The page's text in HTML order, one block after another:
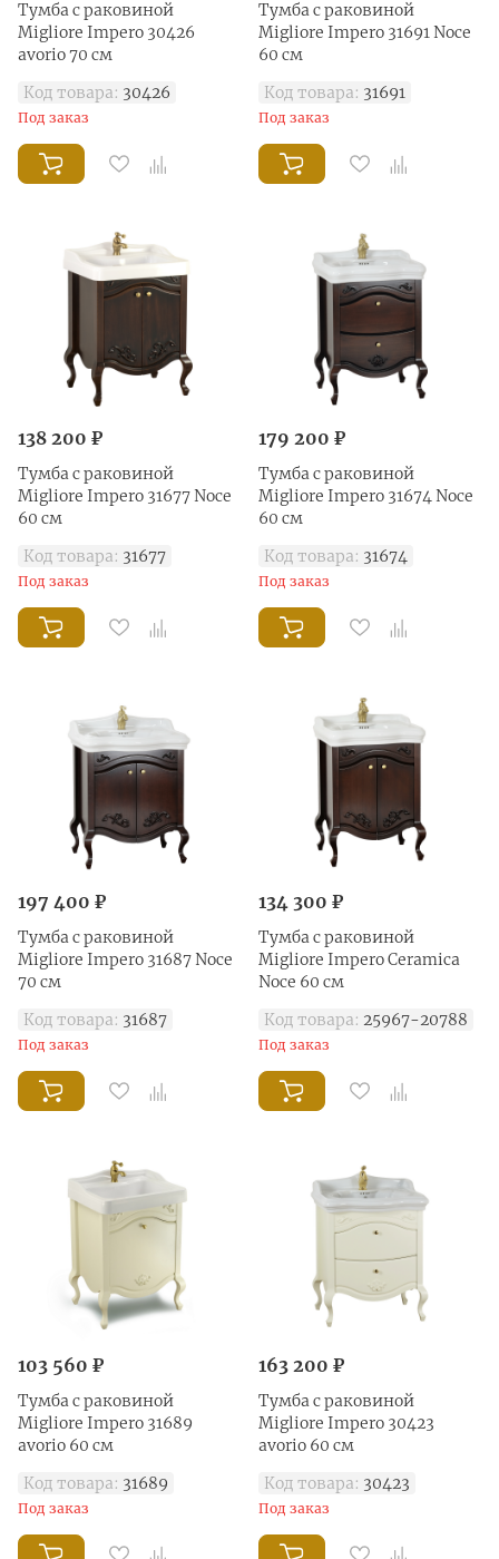
Тумба с раковиной
Migliore Impero 30426
avorio 70 см
Код товара: 30426
Под заказ
Тумба с раковиной
Migliore Impero 31691 Noce
60 см
Код товара: 31691
Под заказ
138 200 ₽
Тумба с раковиной
Migliore Impero 31677 Noce
60 см
Код товара: 31677
Под заказ
179 200 ₽
Тумба с раковиной
Migliore Impero 31674 Noce
60 см
Код товара: 31674
Под заказ
197 400 ₽
Тумба с раковиной
Migliore Impero 31687 Noce
70 см
Код товара: 31687
Под заказ
134 300 ₽
Тумба с раковиной
Migliore Impero Ceramica
Noce 60 см
Код товара: 25967-20788
Под заказ
103 560 ₽
Тумба с раковиной
Migliore Impero 31689
avorio 60 см
Код товара: 31689
Под заказ
163 200 ₽
Тумба с раковиной
Migliore Impero 30423
avorio 60 см
Код товара: 30423
Под заказ